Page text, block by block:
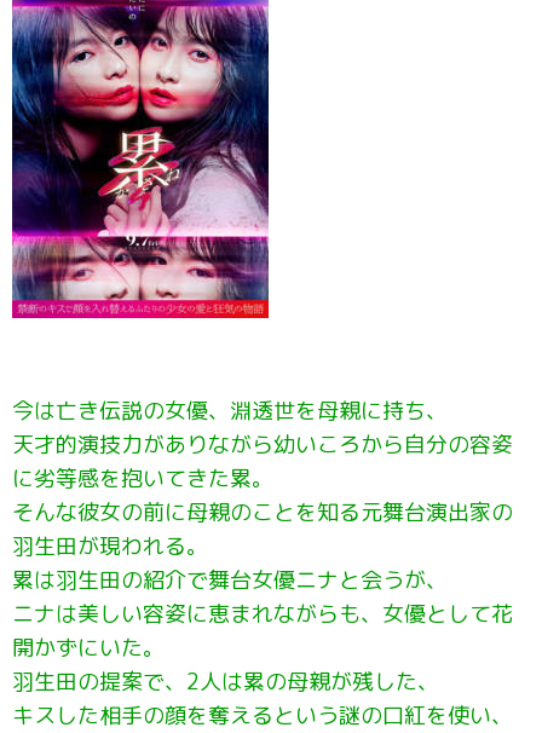
今は亡き伝説の女優、淵透世を母親に持ち、
天才的演技力がありながら幼いころから自分の容姿
に劣等感を抱いてきた累。
そんな彼女の前に母親のことを知る元舞台演出家の
羽生田が現われる。
累は羽生田の紹介で舞台女優ニナと会うが、
ニナは美しい容姿に恵まれながらも、女優として花
開かずにいた。
羽生田の提案で、2人は累の母親が残した、
キスした相手の顔を奪えるという謎の口紅を使い、